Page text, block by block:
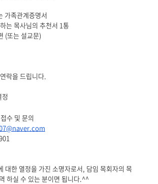
가족관계증명서
는 목사님의 추천서 1통
(또는 설교문)
락을 드립니다.
정
수 및 문의
대한 열정을 가진 소명자로서 담임 목회자의 목
하실 수 있는 분이면 됩니다.^^